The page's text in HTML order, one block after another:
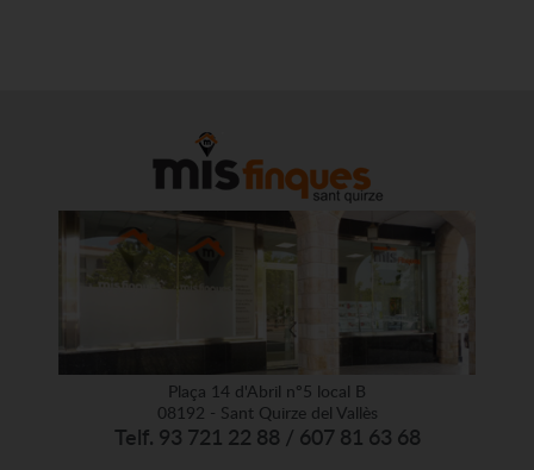
Plaça 14 d'Abril nº5 local B
08192 - Sant Quirze del Vallès
Telf. 93 721 22 88 / 607 81 63 68